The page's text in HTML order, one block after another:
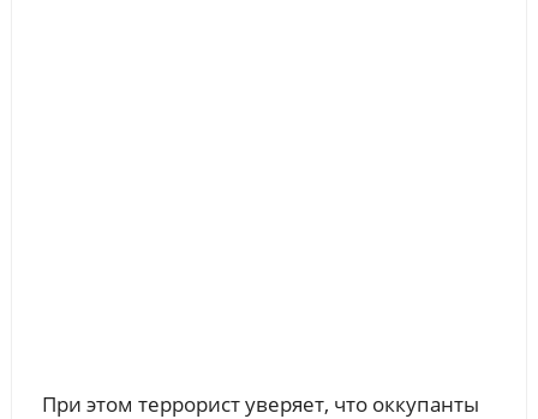
При этом террорист уверяет, что оккупанты